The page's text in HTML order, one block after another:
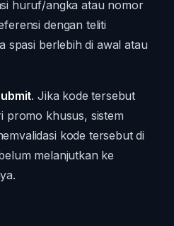
huruf/angka atau nomor
dengan teliti
spasi berlebih di awal atau
. Jika kode tersebut
promo khusus, sistem
kode tersebut di
melanjutkan ke